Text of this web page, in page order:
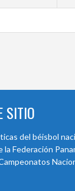
SITIO
del béisbol
Federación